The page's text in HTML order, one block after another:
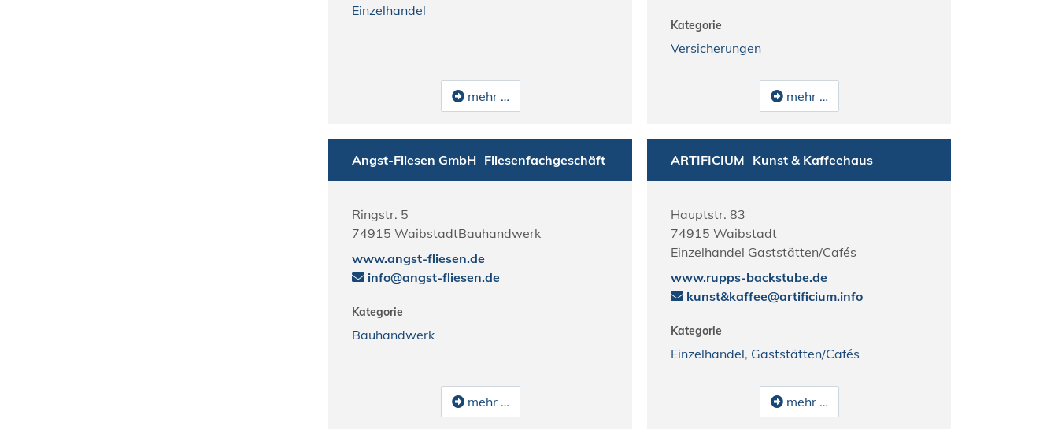
Einzelhandel
mehr …
Kategorie
Versicherungen
mehr …
Angst-Fliesen GmbH Fliesenfachgeschäft
Ringstr. 5
74915 WaibstadtBauhandwerk
www.angst-fliesen.de
info@angst-fliesen.de
Kategorie
Bauhandwerk
mehr …
ARTIFICIUM Kunst & Kaffeehaus
Hauptstr. 83
74915 Waibstadt
Einzelhandel Gaststätten/Cafés
www.rupps-backstube.de
kunst&kaffee@artificium.info
Kategorie
Einzelhandel, Gaststätten/Cafés
mehr …